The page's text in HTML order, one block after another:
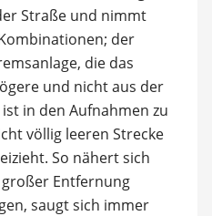
Straße und nimmt
der
die das
und nicht aus der
in den Aufnahmen zu
völlig leeren Strecke
So nähert sich
Entfernung
saugt sich immer